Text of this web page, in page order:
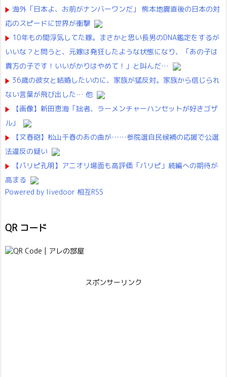
海外「日本よ、お前がナンバーワンだ」 熊本地震直後の日本の対
応のスピードに世界が衝撃
10年もの間浮気してた嫁。まさかと思い長男のDNA鑑定をするが
いいな？と問うと、元嫁は発狂したような状態になり、「あの子は
貴方の子です！いいがかりはやめて！」と叫んだ…
36歳の彼女と結婚したいのに、家族が猛反対。家族から信じられ
ない言葉が飛び出した… 他
【画像】新田恵海「拙者、ラーメンチャーハンセットが好きゴザ
ル」
【文春砲】松山千春のあの曲が……参院選自民候補の応援で公選
法違反の疑い
【パリピ孔明】アニオリ場面も高評価「パリピ」続編への期待が
高まる
Powered by livedoor 相互RSS
QR コード
スポンサーリンク